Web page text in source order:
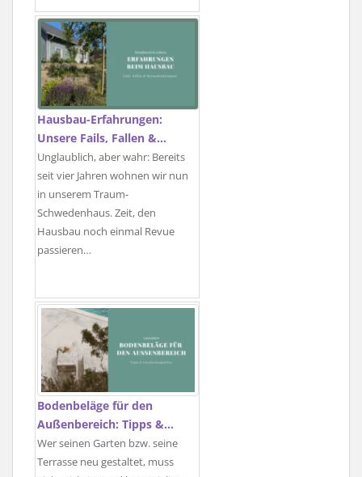
Hausbau-Erfahrungen:
Unsere Fails, Fallen &…
Unglaublich, aber wahr: Bereits
seit vier Jahren wohnen wir nun
in unserem Traum-
Schwedenhaus. Zeit, den
Hausbau noch einmal Revue
passieren…
Bodenbeläge für den
Außenbereich: Tipps &…
Wer seinen Garten bzw. seine
Terrasse neu gestaltet, muss